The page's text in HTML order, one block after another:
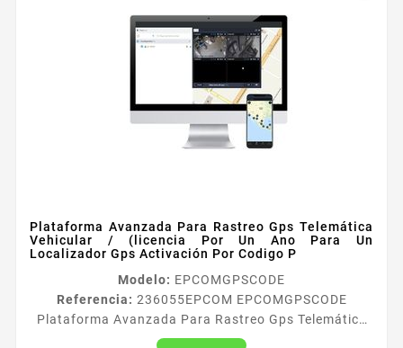
Plataforma Avanzada Para Rastreo Gps Telemática
Vehicular / (licencia Por Un Ano Para Un
Localizador Gps Activación Por Codigo P
Modelo: EPCOMGPSCODE
Referencia: 236055EPCOM EPCOMGPSCODE
Plataforma Avanzada Para Rastreo Gps Telemática
Vehicular / (licencia Por Un Ano Para Un Localizador